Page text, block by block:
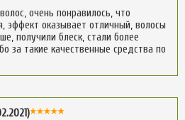
очень понравилось, что
эффект оказывает отличный, волосы
получили блеск, стали более
за такие качественные средства по